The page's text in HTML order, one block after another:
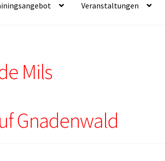
Veranstaltungen
Mils
Gnadenwald